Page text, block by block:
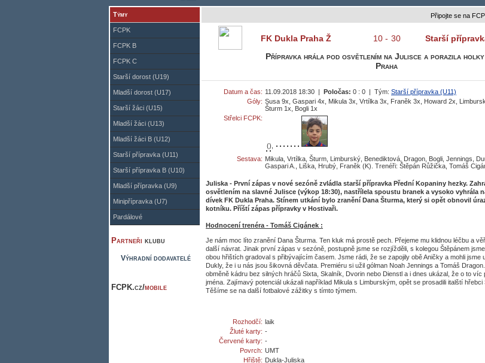
Týmy
FCPK
FCPK B
FCPK C
Starší dorost (U19)
Mladší dorost (U17)
Starší žáci (U15)
Mladší žáci (U13)
Mladší žáci B (U12)
Starší přípravka (U11)
Starší přípravka B (U10)
Mladší přípravka (U9)
Minipřípravka (U7)
Pardálové
Partneři klubu
Výhradní dodavatelé
FCPK.cz/mobile
Připojte se na FCPK
FK Dukla Praha Ž 10 - 30
Starší
Přípravka hrála pod osvětlením na Julisce a porazila
Praha
Datum a čas: 11.09.2018 18:30 | Poločas: 0 : 0 | Tým: Starší přípravka (U11)
Góly: Susa 9x, Gaspari 4x, Mikula 3x, Vrtílka 3x, Franěk 3x, Howard 2x,
Šturm 1x, Bogli 1x
Střelci FCPK:
(),
Sestava: Mikula, Vrtílka, Šturm, Limburský, Benediktová, Dragon, Bogli, Jennings,
Gaspari A., Liška, Hrubý, Franěk (K). Trenéři: Štěpán Růžička, Tomáš
Juliska - První zápas v nové sezóně zvládla starší přípravka Přední Kopaniny hezky.
osvětlením na slavné Julisce (výkop 18:30), nastřílela spoustu branek a vysoko vyhrála
dívek FK Dukla Praha. Stínem utkání bylo zranění Dana Šturma, který si opět obnovil
kotníku. Příští zápas přípravky v Hostivaři.
Hodnocení trenéra - Tomáš Cigánek :
Je nám moc líto zranění Dana Šturma. Ten kluk má prostě pech. Přejeme mu klidnou léčbu a
další návrat. Jinak první zápas v sezóně, postupně jsme se rozjížděli, s kolegou Štěpánem
obou hřištích gradoval s přibývajícím časem. Jsme rádi, že se zapojily obě Aničky a mohli jsme
Dukly, že i u nás jsou šikovná děvčata. Premiéru si užil gólman Noah Jennings a Tomáš
obměně kádru bez silných hráčů Sixta, Skalník, Dvorin nebo Dienstl a i dnes ukázal, že o to víc
jména. Zajímavý potenciál ukázali například Mikula s Limburským, opět se prosadili italští hřebci
Těšíme se na další fotbalové zážitky s tímto týmem.
Rozhodčí: laik
Žluté karty: -
Červené karty: -
Povrch: UMT
Hřiště: Dukla-Juliska